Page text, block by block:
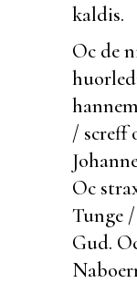
kaldis.
Oc de
/ screff
Oc
Tunge
Gud.